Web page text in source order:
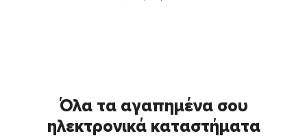
Όλα τα αγαπημένα σου
ηλεκτρονικά καταστήματα